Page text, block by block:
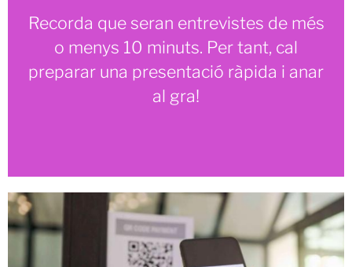
Recorda que seran entrevistes de més
o menys 10 minuts. Per tant, cal
preparar una presentació ràpida i anar
al gra!